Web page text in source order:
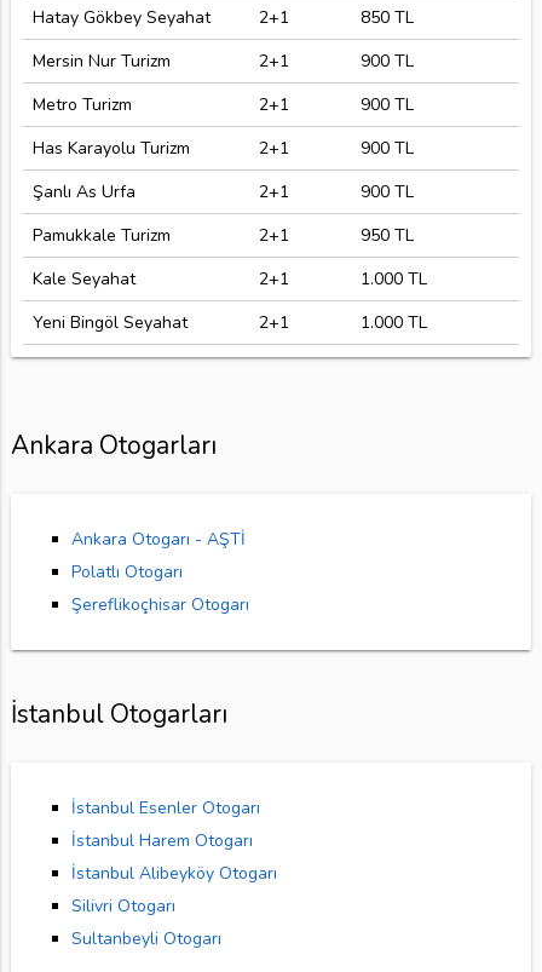
Hatay Gökbey Seyahat
2+1
850 TL
Mersin Nur Turizm
2+1
900 TL
Metro Turizm
2+1
900 TL
Has Karayolu Turizm
2+1
900 TL
Şanlı As Urfa
2+1
900 TL
Pamukkale Turizm
2+1
950 TL
Kale Seyahat
2+1
1.000 TL
Yeni Bingöl Seyahat
2+1 1.000 TL
Ankara Otogarları
Ankara Otogarı - AŞTİ
Polatlı Otogarı
Şereflikoçhisar Otogarı
İstanbul Otogarları
İstanbul Esenler Otogarı
İstanbul Harem Otogarı
İstanbul Alibeyköy Otogarı
Silivri Otogarı
Sultanbeyli Otogarı